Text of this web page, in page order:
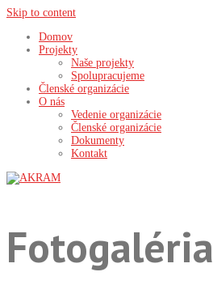
Skip to content
Domov
Projekty
Naše projekty
Spolupracujeme
Členské organizácie
O nás
Vedenie organizácie
Členské organizácie
Dokumenty
Kontakt
Fotogaléria